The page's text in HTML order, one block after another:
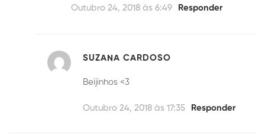
Outubro 24, 2018 às 6:49 Responder
SUZANA CARDOSO
Beijinhos <3
Outubro 24, 2018 às 17:35 Responder